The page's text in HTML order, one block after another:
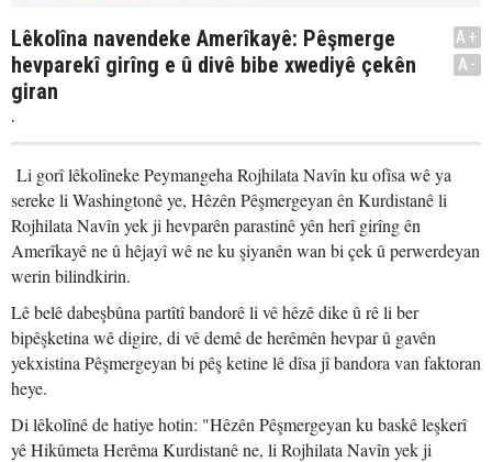
Lêkolîna navendeke Amerîkayê: Pêşmerge
hevparekî girîng e û divê bibe xwediyê çekên
giran
.
A+
A-
Li gorî lêkolîneke Peymangeha Rojhilata Navîn ku ofîsa wê ya
sereke li Washingtonê ye, Hêzên Pêşmergeyan ên Kurdistanê li
Rojhilata Navîn yek ji hevparên parastinê yên herî girîng ên
Amerîkayê ne û hêjayî wê ne ku şiyanên wan bi çek û perwerdeyan
werin bilindkirin.
Lê belê dabeşbûna partîtî bandorê li vê hêzê dike û rê li ber
bipêşketina wê digire, di vê demê de herêmên hevpar û gavên
yekxistina Pêşmergeyan bi pêş ketine lê dîsa jî bandora van faktoran
heye.
Di lêkolînê de hatiye hotin: "Hêzên Pêşmergeyan ku baskê leşkerî
yê Hikûmeta Herêma Kurdistanê ne, li Rojhilata Navîn yek ji